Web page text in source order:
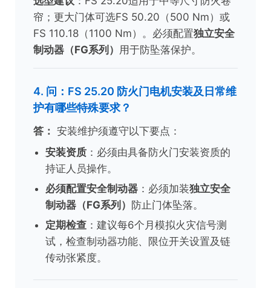
帘；更大门体可选FS 50.20（500 Nm）或
FS 110.18（1100 Nm）。必须配置独立安全
制动器（FG系列） 用于防坠落保护。
4. 问：FS 25.20 防火门电机安装及日常维
护有哪些特殊要求？
答： 安装维护须遵守以下要点：
安装资质 ：必须由具备防火门安装资质的
持证人员操作。
必须配置安全制动器 ：必须加装独立安全
制动器（FG系列） 防止门体坠落。
定期检查 ：建议每6个月模拟火灾信号测
试，检查制动器功能、限位开关设置及链
传动张紧度。